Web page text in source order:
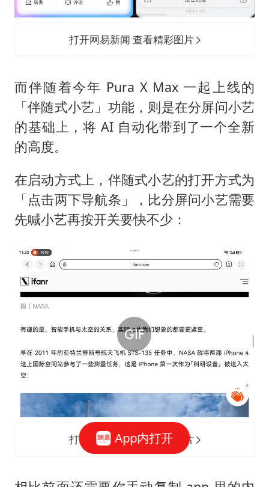
打开网易新闻 查看精彩图片
而伴随着今年 Pura X Max 一起上线的
「伴随式小艺」功能，则是在分屏问小艺
的基础上，将 AI 自动化带到了一个全新
的高度。
在启动方式上，伴随式小艺的打开方式为
「点击两下导航条」，比分屏问小艺需要
先喊小艺再按开关要快不少：
打开网易新闻 查看精彩图片
App内打开